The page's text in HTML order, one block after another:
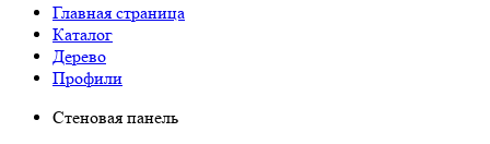
Главная страница
Каталог
Дерево
Профили
Стеновая панель